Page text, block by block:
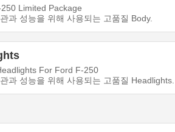
Limited Package
과 성능을 위해 사용되는 고품질 Body.
For Ford F-250
과 성능을 위해 사용되는 고품질 Headlights.